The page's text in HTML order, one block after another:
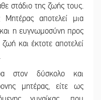
στάδιο της ζωής τους.
αποτελεί μια
η ευγνωμοσύνη προς
και έκτοτε αποτελεί
στον δύσκολο και
μητέρας, είτε ως